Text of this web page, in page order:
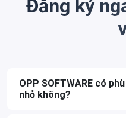
Đăng ký
OPP SOFTWARE có
nhỏ không?